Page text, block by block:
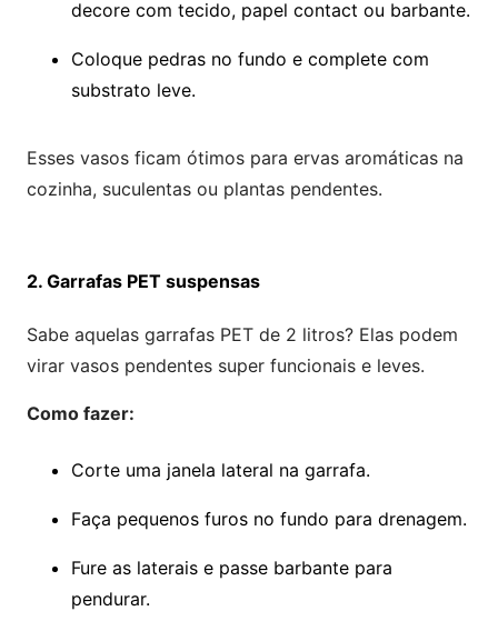
decore com tecido, papel contact ou barbante.
Coloque pedras no fundo e complete com
substrato leve.
Esses vasos ficam ótimos para ervas aromáticas na
cozinha, suculentas ou plantas pendentes.
2. Garrafas PET suspensas
Sabe aquelas garrafas PET de 2 litros? Elas podem
virar vasos pendentes super funcionais e leves.
Como fazer:
Corte uma janela lateral na garrafa.
Faça pequenos furos no fundo para drenagem.
Fure as laterais e passe barbante para
pendurar.